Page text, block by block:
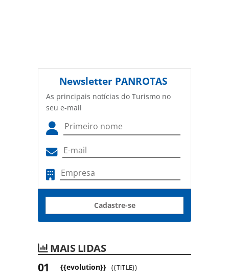
Newsletter PANROTAS
As principais notícias do Turismo no
seu e-mail
Cadastre-se
MAIS LIDAS
{{evolution}} {{TITLE}}